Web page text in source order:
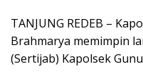
TANJUNG REDEB –
Brahmarya memimpin
(Sertijab) Kapolsek